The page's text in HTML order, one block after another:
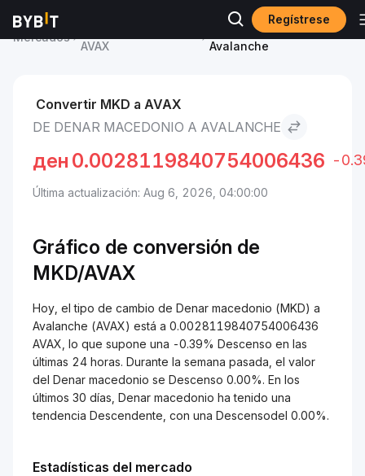
Regístrese
Mercados
AVAX
Denar macedonio to
Avalanche
Convertir MKD a AVAX
DE DENAR MACEDONIO A AVALANCHE
ден 0.0028119840754006436 -
Última actualización: Aug 6, 2026, 04:00:00
Gráfico de conversión de
MKD/AVAX
Hoy, el tipo de cambio de Denar macedonio (MKD) a
Avalanche (AVAX) está a 0.0028119840754006436
AVAX, lo que supone una -0.39% Descenso en las
últimas 24 horas. Durante la semana pasada, el valor
del Denar macedonio se Descenso 0.00%. En los
últimos 30 días, Denar macedonio ha tenido una
tendencia Descendente, con una Descensodel 0.00%.
Estadísticas del mercado